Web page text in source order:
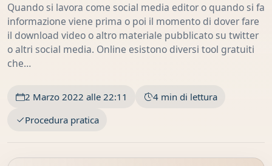
Quando si lavora come social media editor o quando si fa
informazione viene prima o poi il momento di dover fare
il download video o altro materiale pubblicato su twitter
o altri social media. Online esistono diversi tool gratuiti
che…
2 Marzo 2022 alle 22:11
4 min di lettura
Procedura pratica